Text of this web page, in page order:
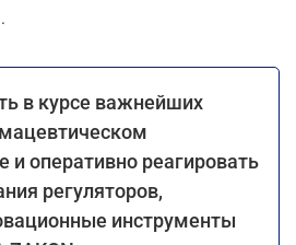
в курсе важнейших
и оперативно реагировать
регуляторов,
инструменты